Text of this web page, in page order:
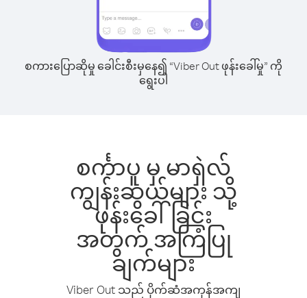
စကားပြောဆိုမှု ခေါင်းစီးမှနေ၍ “Viber Out ဖုန်းခေါ်မှု” ကို
ရွေးပါ
စင်္ကာပူ မှ မာရှဲလ်
ကျွန်းဆွယ်များ သို့
ဖုန်းခေါ်ခြင်း
အတွက် အကြံပြု
ချက်များ
Viber Out သည် ပိုက်ဆံအကုန်အကျ